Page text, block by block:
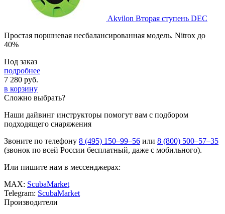
Akvilon Вторая ступень DEC
Простая поршневая несбалансированная модель. Nitrox до
40%
Под заказ
подробнее
7 280 руб.
в корзину
Сложно выбрать?
Наши дайвинг инструкторы помогут вам с подбором
подходящего снаряжения
Звоните по телефону 8 (495) 150–99–56 или 8 (800) 500–57–35
(звонок по всей России бесплатный, даже с мобильного).
Или пишите нам в мессенджерах:
MAX: ScubaMarket
Telegram: ScubaMarket
Производители